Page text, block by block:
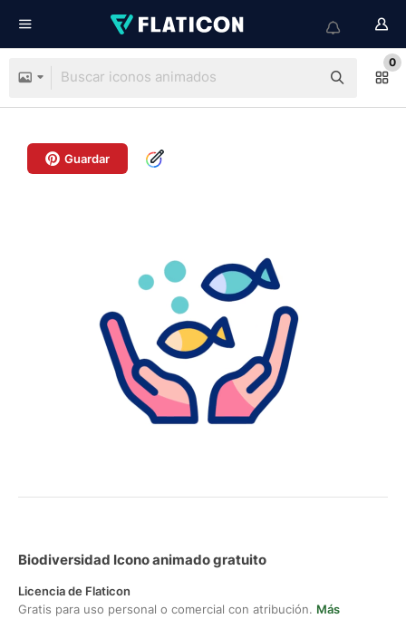
0
Guardar
Biodiversidad Icono animado gratuito
Licencia de Flaticon
Gratis para uso personal o comercial con atribución. Más